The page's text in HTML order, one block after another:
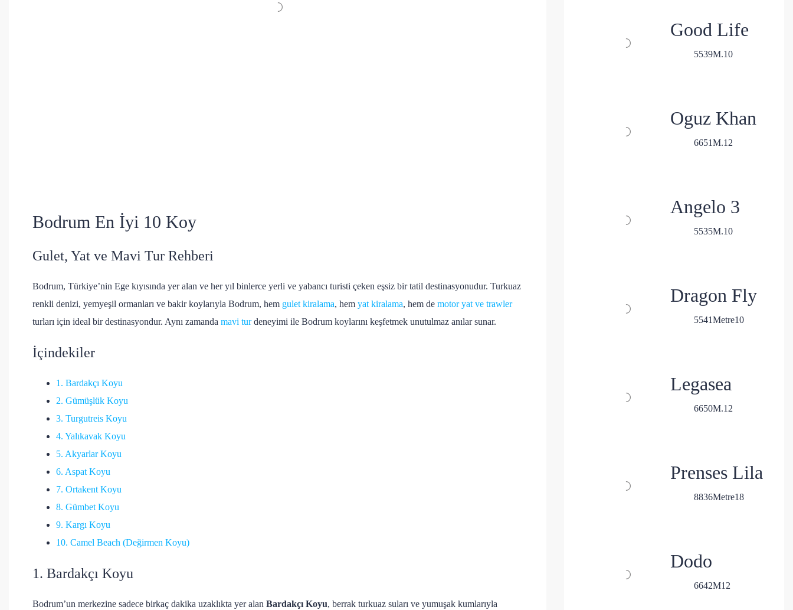
Bodrum En İyi 10 Koy
Gulet, Yat ve Mavi Tur Rehberi
Bodrum, Türkiye’nin Ege kıyısında yer alan ve her yıl binlerce yerli ve yabancı turisti çeken eşsiz bir tatil destinasyonudur. Turkuaz
renkli denizi, yemyeşil ormanları ve bakir koylarıyla Bodrum, hem gulet kiralama, hem yat kiralama, hem de motor yat ve trawler
turları için ideal bir destinasyondur. Aynı zamanda mavi turdeneyimi ile Bodrum koylarını keşfetmek unutulmaz anılar sunar.
İçindekiler
1. Bardakçı Koyu
2. Gümüşlük Koyu
3. Turgutreis Koyu
4. Yalıkavak Koyu
5. Akyarlar Koyu
6. Aspat Koyu
7. Ortakent Koyu
8. Gümbet Koyu
9. Kargı Koyu
10. Camel Beach (Değirmen Koyu)
1. Bardakçı Koyu
Bodrum’un merkezine sadece birkaç dakika uzaklıkta yer alan Bardakçı Koyu, berrak turkuaz suları ve yumuşak kumlarıyla
Good Life
5539M.10
Oguz Khan
6651M.12
Angelo 3
5535M.10
Dragon Fly
5541Metre10
Legasea
6650M.12
Prenses Lila
8836Metre18
Dodo
6642M12